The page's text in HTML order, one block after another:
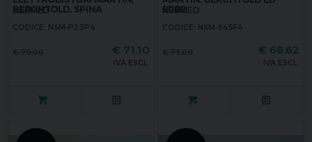
BERCHTOLD, SPINA
NESMED
CODICE: NSM-P23P4
€ 71,10
IVA ESCL.
ERBE
NESMED
CODICE: NSM-S45F4
€ 68,62
IVA ESCL.